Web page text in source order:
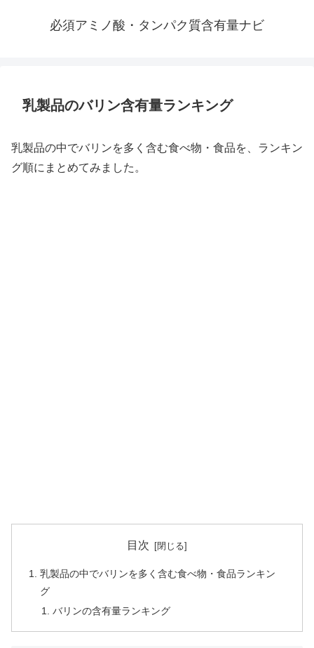
必須アミノ酸・タンパク質含有量ナビ
乳製品のバリン含有量ランキング
乳製品の中でバリンを多く含む食べ物・食品を、ランキン
グ順にまとめてみました。
目次
乳製品の中でバリンを多く含む食べ物・食品ランキン
グ
バリンの含有量ランキング